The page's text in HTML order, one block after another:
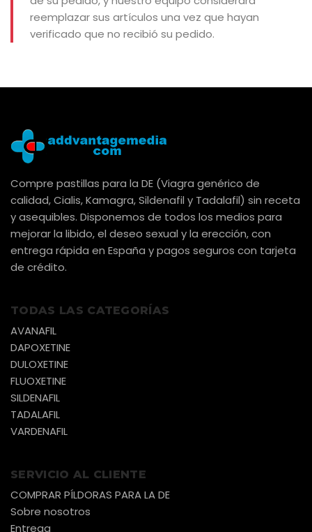
reemplazar sus artículos una vez que hayan
verificado que no recibió su pedido.
Compre pastillas para la DE (Viagra genérico de
calidad, Cialis, Kamagra, Sildenafil y Tadalafil) sin receta
y asequibles. Disponemos de todos los medios para
mejorar la libido, el deseo sexual y la erección, con
entrega rápida en España y pagos seguros con tarjeta
de crédito.
TODAS LAS CATEGORÍAS
AVANAFIL
DAPOXETINE
DULOXETINE
FLUOXETINE
SILDENAFIL
TADALAFIL
VARDENAFIL
SERVICIO AL CLIENTE
COMPRAR PÍLDORAS PARA LA DE
Sobre nosotros
Entrega